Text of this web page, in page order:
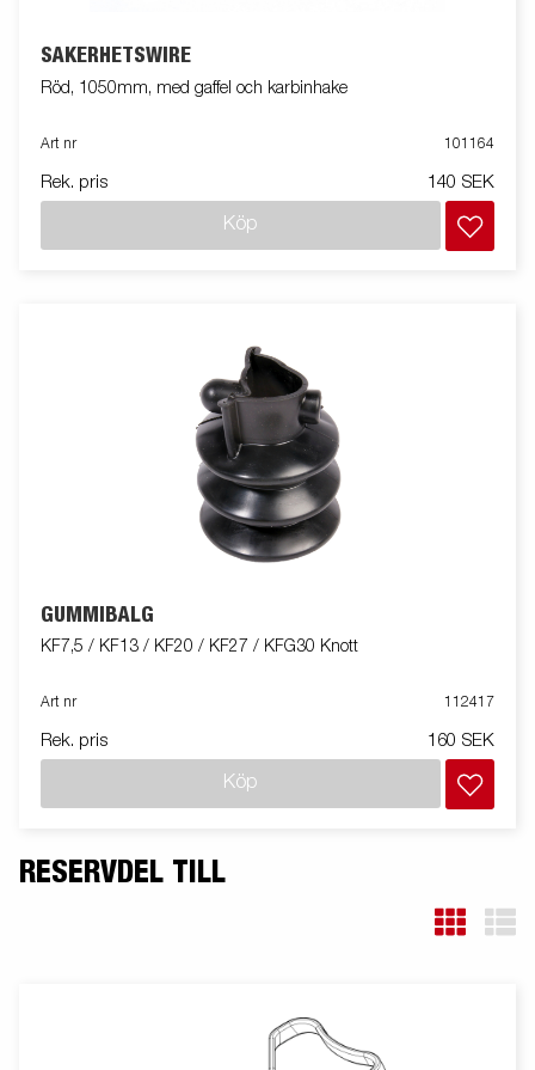
SÄKERHETSWIRE
Röd, 1050mm, med gaffel och karbinhake
Art nr 101164
Rek. pris 140 SEK
Köp
GUMMIBÄLG
KF7,5 / KF13 / KF20 / KF27 / KFG30 Knott
Art nr 112417
Rek. pris 160 SEK
Köp
RESERVDEL TILL